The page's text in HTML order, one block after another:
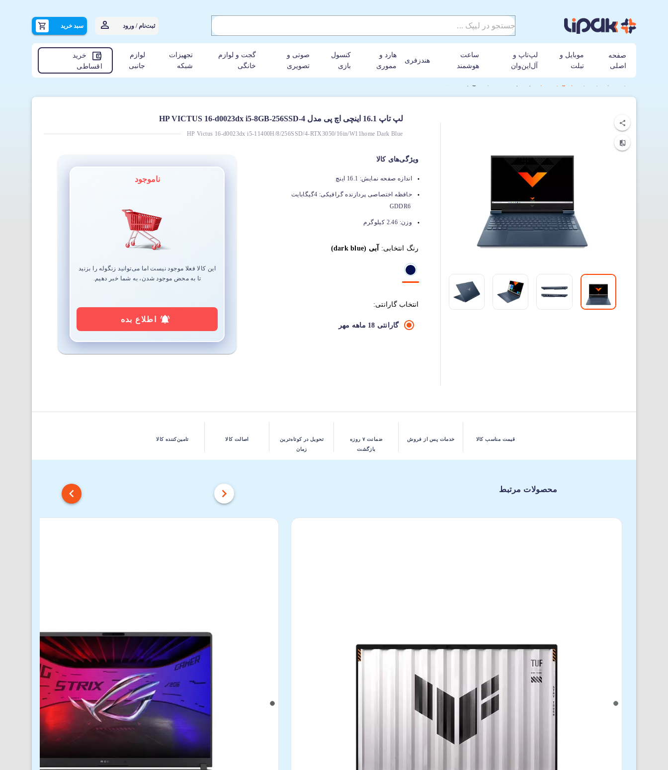
ثبت‌نام / ورود سبد خرید
صفحه
اصلی
موبایل و
تبلت
لپ‌تاپ و
آل‌این‌وان
ساعت
هوشمند
هندزفری
هارد و
مموری
کنسول
بازی
صوتی و
تصویری
گجت و لوازم
خانگی
تجهیزات
شبکه
لوازم
جانبی
خرید
اقساطی
لپ تاپ 16.1 اینچی اچ پی مدل HP VICTUS 16-d0023dx i5-8GB-256SSD-4
HP Victus 16-d0023dx i5-11400H/8/256SSD/4-RTX3050/16in/W11home Dark Blue
ویژگی‌های کالا
اندازه صفحه نمایش: 16.1 اینچ
حافظه اختصاصی پردازنده گرافیکی:
4گیگابایت
GDDR6
وزن: 2.46 کیلوگرم
رنگ انتخابی: آبی (dark blue)
انتخاب گارانتی:
گارانتی 18 ماهه مهر
ناموجود
این کالا فعلا موجود نیست اما می‌توانید زنگوله را بزنید
تا به محض موجود شدن، به شما خبر دهیم.
اطلاع بده
قیمت مناسب کالا خدمات پس از فروش
ضمانت ۷ روزه
بازگشت
تحویل در کوتاه‌ترین
زمان
اصالت کالا تامین‌کننده کالا
محصولات مرتبط